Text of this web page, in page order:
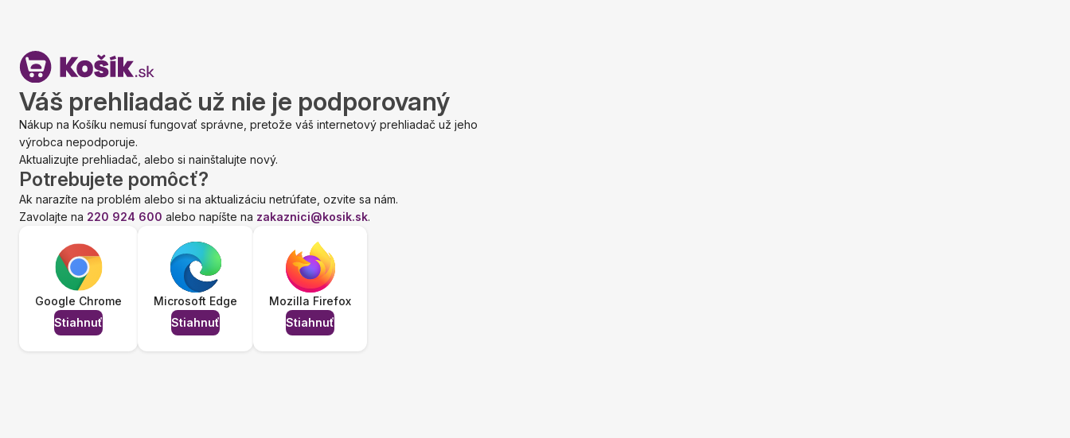
Váš prehliadač už nie je podporovaný
Nákup na Košíku nemusí fungovať správne, pretože váš internetový prehliadač už jeho
výrobca nepodporuje.
Aktualizujte prehliadač, alebo si nainštalujte nový.
Potrebujete pomôcť?
Ak narazíte na problém alebo si na aktualizáciu netrúfate, ozvite sa nám.
Zavolajte na 220 924 600 alebo napíšte na zakaznici@kosik.sk.
Google Chrome
Stiahnuť
Microsoft Edge
Stiahnuť
Mozilla Firefox
Stiahnuť